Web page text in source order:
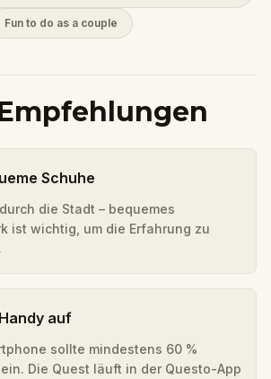
Fun to do as a couple
Schuhe
die Stadt – bequemes
ist wichtig, um die Erfahrung zu
auf
sollte mindestens 60 %
Die Quest läuft in der Questo-App